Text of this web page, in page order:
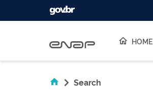
HOME
Search